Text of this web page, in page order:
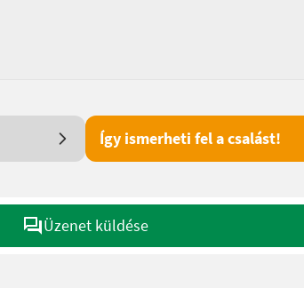
Így ismerheti fel a csalást!
Üzenet küldése